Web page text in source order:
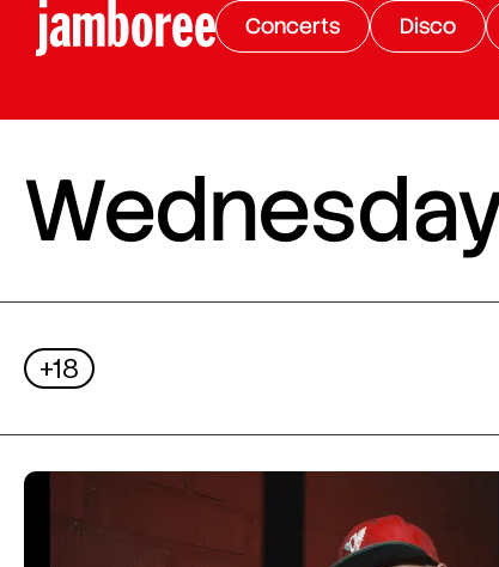
Concerts Disco
+18